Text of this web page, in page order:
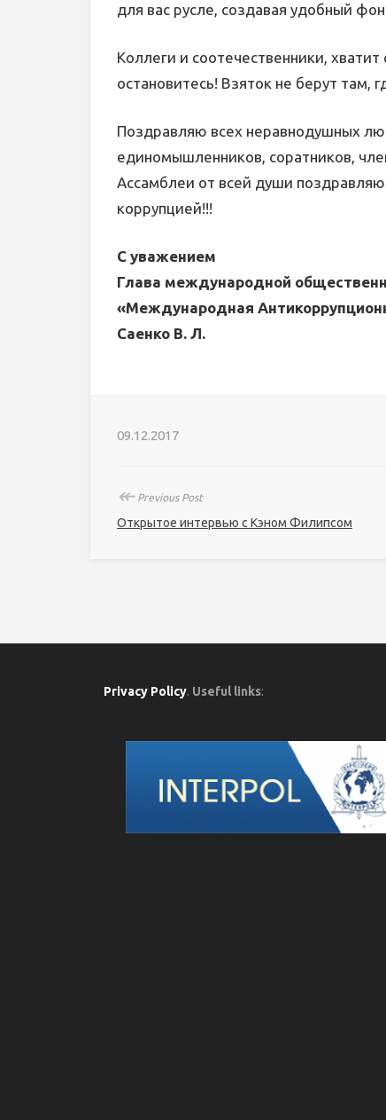
для вас русле, создавая удобный
Коллеги и соотечественники,
остановитесь! Взяток не берут там,
Поздравляю всех неравнодушных
единомышленников, соратников,
Ассамблеи от всей души
коррупцией!!!
С уважением
Глава международной
«Международная
Саенко В. Л.
09.12.2017
↞Previous Post
Открытое интервью с Кэном Филипсом
Privacy Policy. Useful links: